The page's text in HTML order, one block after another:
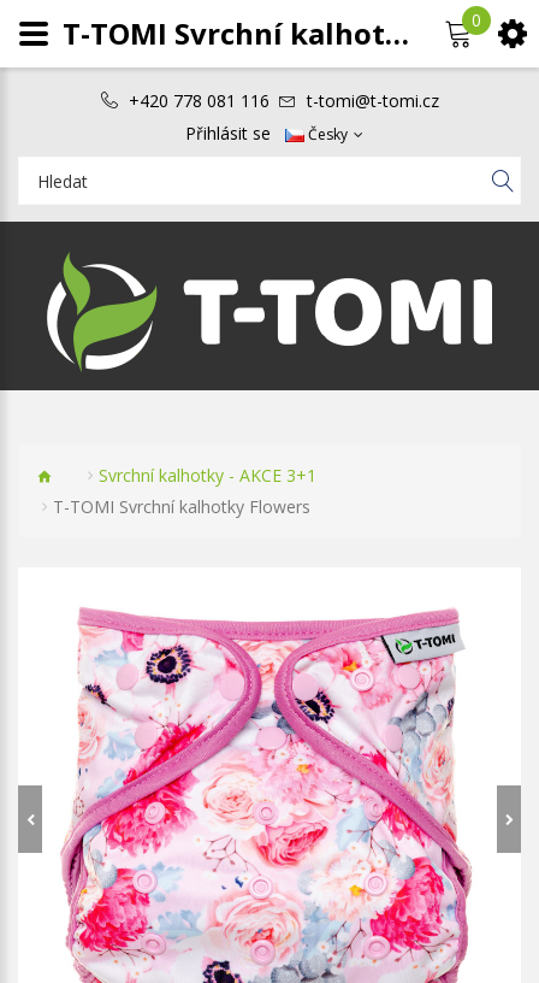
+420 778 081 116
t-tomi@t-tomi.cz
Přihlásit se
Česky
0
Svrchní kalhotky - AKCE 3+1
T-TOMI Svrchní kalhotky Flowers
T-TOMI Svrchní kalhotky Flowers